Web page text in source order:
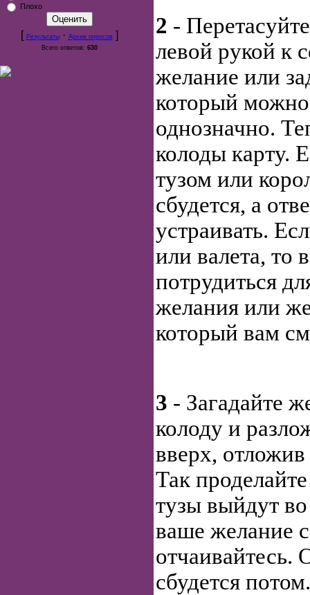
Плохо
[ Результаты· Архив опросов]
Всего ответов: 630
2 -
левой рукой к
желание или
который можно
однозначно.
колоды карту.
тузом или
сбудется, а
устраивать.
или валета, то
потрудиться
желания или
который вам
3 - Загадайте
колоду и
вверх,
Так
тузы выйдут
ваше желание
отчаивайтесь.
сбудется потом.